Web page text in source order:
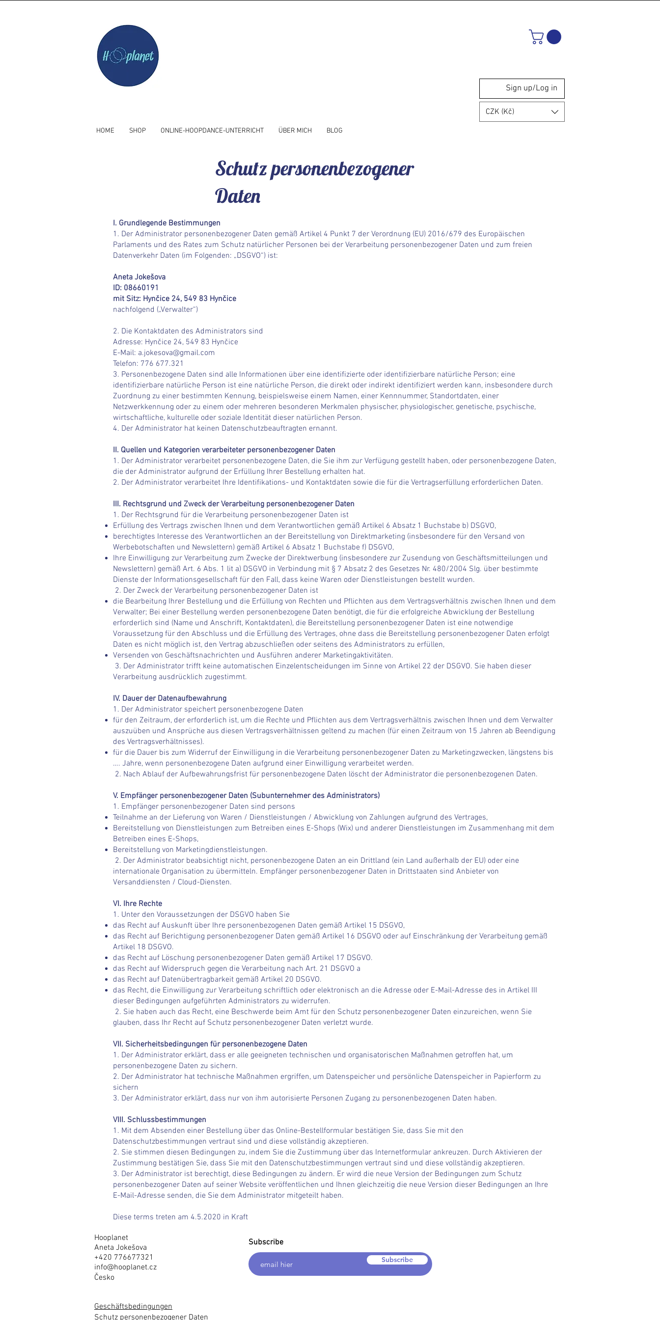
Sign up/Log in
CZK (Kč)
HOME SHOP ONLINE-HOOPDANCE-UNTERRICHT ÜBER MICH BLOG
Schutz personenbezogener
Daten
I. Grundlegende Bestimmungen
1. Der Administrator personenbezogener Daten gemäß Artikel 4 Punkt 7 der Verordnung (EU) 2016/679 des Europäischen
Parlaments und des Rates zum Schutz natürlicher Personen bei der Verarbeitung personenbezogener Daten und zum freien
Datenverkehr Daten (im Folgenden: „DSGVO“) ist:
Aneta Jokešova
ID: 08660191
mit Sitz: Hynčice 24, 549 83 Hynčice
nachfolgend („Verwalter“)
2. Die Kontaktdaten des Administrators sind
Adresse: Hynčice 24, 549 83 Hynčice
E-Mail: a.jokesova@gmail.com
Telefon: 776 677.321
3. Personenbezogene Daten sind alle Informationen über eine identifizierte oder identifizierbare natürliche Person; eine
identifizierbare natürliche Person ist eine natürliche Person, die direkt oder indirekt identifiziert werden kann, insbesondere durch
Zuordnung zu einer bestimmten Kennung, beispielsweise einem Namen, einer Kennnummer, Standortdaten, einer
Netzwerkkennung oder zu einem oder mehreren besonderen Merkmalen physischer, physiologischer, genetische, psychische,
wirtschaftliche, kulturelle oder soziale Identität dieser natürlichen Person.
4. Der Administrator hat keinen Datenschutzbeauftragten ernannt.
II. Quellen und Kategorien verarbeiteter personenbezogener Daten
1. Der Administrator verarbeitet personenbezogene Daten, die Sie ihm zur Verfügung gestellt haben, oder personenbezogene Daten,
die der Administrator aufgrund der Erfüllung Ihrer Bestellung erhalten hat.
2. Der Administrator verarbeitet Ihre Identifikations- und Kontaktdaten sowie die für die Vertragserfüllung erforderlichen Daten.
III. Rechtsgrund und Zweck der Verarbeitung personenbezogener Daten
1. Der Rechtsgrund für die Verarbeitung personenbezogener Daten ist
Erfüllung des Vertrags zwischen Ihnen und dem Verantwortlichen gemäß Artikel 6 Absatz 1 Buchstabe b) DSGVO,
berechtigtes Interesse des Verantwortlichen an der Bereitstellung von Direktmarketing (insbesondere für den Versand von
Werbebotschaften und Newslettern) gemäß Artikel 6 Absatz 1 Buchstabe f) DSGVO,
Ihre Einwilligung zur Verarbeitung zum Zwecke der Direktwerbung (insbesondere zur Zusendung von Geschäftsmitteilungen und
Newslettern) gemäß Art. 6 Abs. 1 lit a) DSGVO in Verbindung mit § 7 Absatz 2 des Gesetzes Nr. 480/2004 Slg. über bestimmte
Dienste der Informationsgesellschaft für den Fall, dass keine Waren oder Dienstleistungen bestellt wurden.
2. Der Zweck der Verarbeitung personenbezogener Daten ist
die Bearbeitung Ihrer Bestellung und die Erfüllung von Rechten und Pflichten aus dem Vertragsverhältnis zwischen Ihnen und dem
Verwalter; Bei einer Bestellung werden personenbezogene Daten benötigt, die für die erfolgreiche Abwicklung der Bestellung
erforderlich sind (Name und Anschrift, Kontaktdaten), die Bereitstellung personenbezogener Daten ist eine notwendige
Voraussetzung für den Abschluss und die Erfüllung des Vertrages, ohne dass die Bereitstellung personenbezogener Daten erfolgt
Daten es nicht möglich ist, den Vertrag abzuschließen oder seitens des Administrators zu erfüllen,
Versenden von Geschäftsnachrichten und Ausführen anderer Marketingaktivitäten.
3. Der Administrator trifft keine automatischen Einzelentscheidungen im Sinne von Artikel 22 der DSGVO. Sie haben dieser
Verarbeitung ausdrücklich zugestimmt.
IV. Dauer der Datenaufbewahrung
1. Der Administrator speichert personenbezogene Daten
für den Zeitraum, der erforderlich ist, um die Rechte und Pflichten aus dem Vertragsverhältnis zwischen Ihnen und dem Verwalter
auszuüben und Ansprüche aus diesen Vertragsverhältnissen geltend zu machen (für einen Zeitraum von 15 Jahren ab Beendigung
des Vertragsverhältnisses).
für die Dauer bis zum Widerruf der Einwilligung in die Verarbeitung personenbezogener Daten zu Marketingzwecken, längstens bis
…. Jahre, wenn personenbezogene Daten aufgrund einer Einwilligung verarbeitet werden.
2. Nach Ablauf der Aufbewahrungsfrist für personenbezogene Daten löscht der Administrator die personenbezogenen Daten.
V. Empfänger personenbezogener Daten (Subunternehmer des Administrators)
1. Empfänger personenbezogener Daten sind persons
Teilnahme an der Lieferung von Waren / Dienstleistungen / Abwicklung von Zahlungen aufgrund des Vertrages,
Bereitstellung von Dienstleistungen zum Betreiben eines E-Shops (Wix) und anderer Dienstleistungen im Zusammenhang mit dem
Betreiben eines E-Shops,
Bereitstellung von Marketingdienstleistungen.
2. Der Administrator beabsichtigt nicht, personenbezogene Daten an ein Drittland (ein Land außerhalb der EU) oder eine
internationale Organisation zu übermitteln. Empfänger personenbezogener Daten in Drittstaaten sind Anbieter von
Versanddiensten / Cloud-Diensten.
VI. Ihre Rechte
1. Unter den Voraussetzungen der DSGVO haben Sie
das Recht auf Auskunft über Ihre personenbezogenen Daten gemäß Artikel 15 DSGVO,
das Recht auf Berichtigung personenbezogener Daten gemäß Artikel 16 DSGVO oder auf Einschränkung der Verarbeitung gemäß
Artikel 18 DSGVO.
das Recht auf Löschung personenbezogener Daten gemäß Artikel 17 DSGVO.
das Recht auf Widerspruch gegen die Verarbeitung nach Art. 21 DSGVO a
das Recht auf Datenübertragbarkeit gemäß Artikel 20 DSGVO.
das Recht, die Einwilligung zur Verarbeitung schriftlich oder elektronisch an die Adresse oder E-Mail-Adresse des in Artikel III
dieser Bedingungen aufgeführten Administrators zu widerrufen.
2. Sie haben auch das Recht, eine Beschwerde beim Amt für den Schutz personenbezogener Daten einzureichen, wenn Sie
glauben, dass Ihr Recht auf Schutz personenbezogener Daten verletzt wurde.
VII. Sicherheitsbedingungen für personenbezogene Daten
1. Der Administrator erklärt, dass er alle geeigneten technischen und organisatorischen Maßnahmen getroffen hat, um
personenbezogene Daten zu sichern.
2. Der Administrator hat technische Maßnahmen ergriffen, um Datenspeicher und persönliche Datenspeicher in Papierform zu
sichern
3. Der Administrator erklärt, dass nur von ihm autorisierte Personen Zugang zu personenbezogenen Daten haben.
VIII. Schlussbestimmungen
1. Mit dem Absenden einer Bestellung über das Online-Bestellformular bestätigen Sie, dass Sie mit den
Datenschutzbestimmungen vertraut sind und diese vollständig akzeptieren.
2. Sie stimmen diesen Bedingungen zu, indem Sie die Zustimmung über das Internetformular ankreuzen. Durch Aktivieren der
Zustimmung bestätigen Sie, dass Sie mit den Datenschutzbestimmungen vertraut sind und diese vollständig akzeptieren.
3. Der Administrator ist berechtigt, diese Bedingungen zu ändern. Er wird die neue Version der Bedingungen zum Schutz
personenbezogener Daten auf seiner Website veröffentlichen und Ihnen gleichzeitig die neue Version dieser Bedingungen an Ihre
E-Mail-Adresse senden, die Sie dem Administrator mitgeteilt haben.
Diese terms treten am 4.5.2020 in Kraft
Hooplanet
Aneta Jokešova
+420 776677321
info@hooplanet.cz
Česko
Geschäftsbedingungen
Schutz personenbezogener Daten
Subscribe
Subscribe